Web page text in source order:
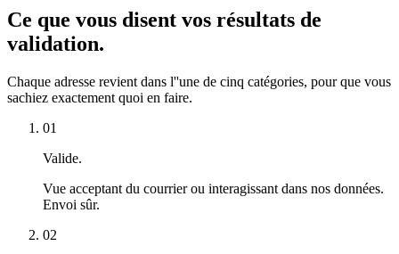
Ce que vous disent vos résultats de
validation.
Chaque adresse revient dans l''une de cinq catégories, pour que vous
sachiez exactement quoi en faire.
01
Valide.
Vue acceptant du courrier ou interagissant dans nos données.
Envoi sûr.
02